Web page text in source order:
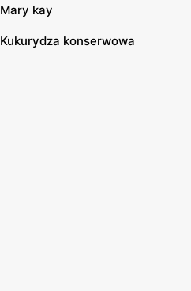
Mary kay
Kukurydza konserwowa